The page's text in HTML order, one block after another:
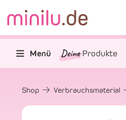
Menü Deine Produkte
Shop Verbrauchsmaterial